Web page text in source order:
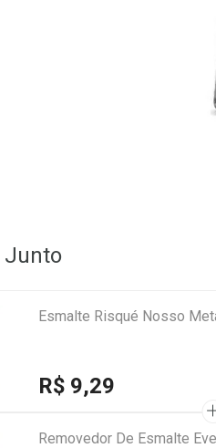
Junto
Esmalte Risqué Nosso
R$ 9,29
Removedor De Esmalte